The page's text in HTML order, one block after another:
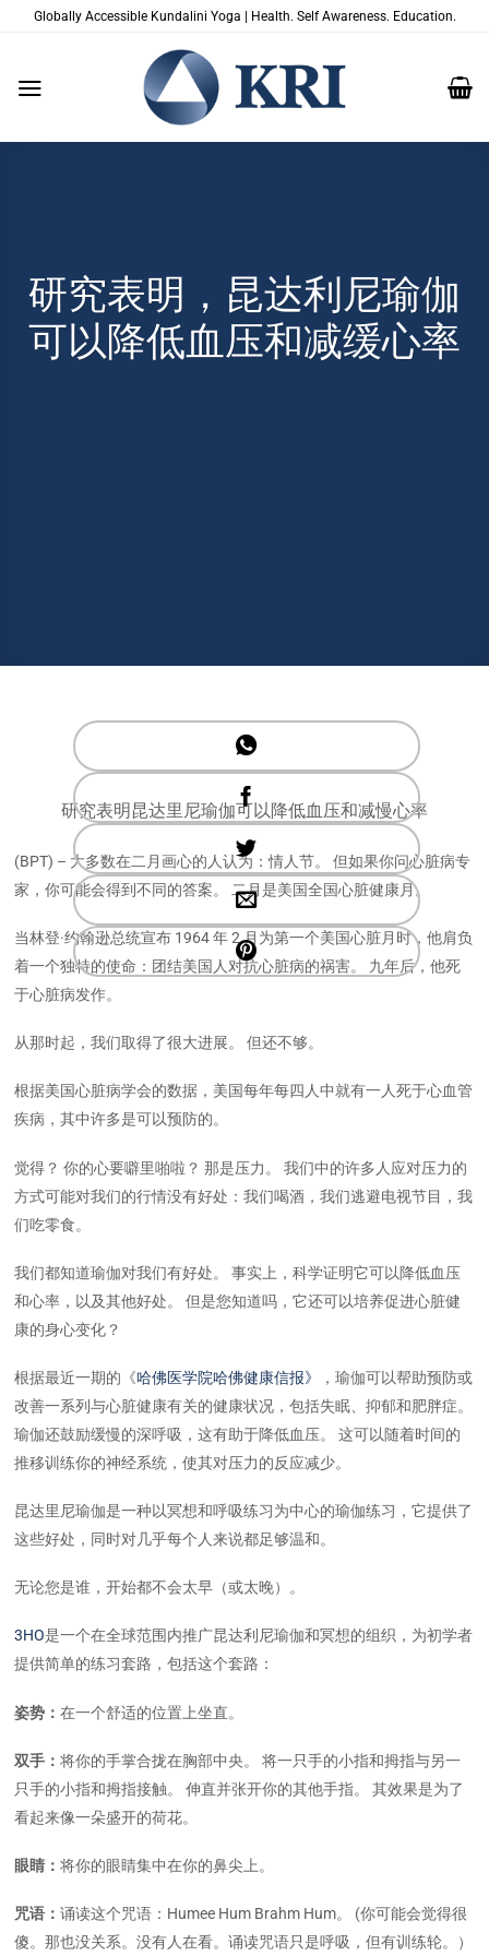
Globally Accessible Kundalini Yoga | Health. Self Awareness. Education.
研究表明，昆达利尼瑜伽
可以降低血压和减缓心率
研究表明昆达里尼瑜伽可以降低血压和减慢心率
(BPT) – 大多数在二月画心的人认为：情人节。 但如果你问心脏病专
家，你可能会得到不同的答案。 二月是美国全国心脏健康月。
当林登·约翰逊总统宣布 1964 年 2 月为第一个美国心脏月时，他肩负
着一个独特的使命：团结美国人对抗心脏病的祸害。 九年后，他死
于心脏病发作。
从那时起，我们取得了很大进展。 但还不够。
根据美国心脏病学会的数据，美国每年每四人中就有一人死于心血管
疾病，其中许多是可以预防的。
觉得？ 你的心要噼里啪啦？ 那是压力。 我们中的许多人应对压力的
方式可能对我们的行情没有好处：我们喝酒，我们逃避电视节目，我
们吃零食。
我们都知道瑜伽对我们有好处。 事实上，科学证明它可以降低血压
和心率，以及其他好处。 但是您知道吗，它还可以培养促进心脏健
康的身心变化？
根据最近一期的《哈佛医学院哈佛健康信报》
，瑜伽可以帮助预防或
改善一系列与心脏健康有关的健康状况，包括失眠、抑郁和肥胖症。
瑜伽还鼓励缓慢的深呼吸，这有助于降低血压。 这可以随着时间的
推移训练你的神经系统，使其对压力的反应减少。
昆达里尼瑜伽是一种以冥想和呼吸练习为中心的瑜伽练习，它提供了
这些好处，同时对几乎每个人来说都足够温和。
无论您是谁，开始都不会太早（或太晚）。
3HO是一个在全球范围内推广昆达利尼瑜伽和冥想的组织，为初学者
提供简单的练习套路，包括这个套路：
姿势：在一个舒适的位置上坐直。
双手：将你的手掌合拢在胸部中央。 将一只手的小指和拇指与另一
只手的小指和拇指接触。 伸直并张开你的其他手指。 其效果是为了
看起来像一朵盛开的荷花。
眼睛：将你的眼睛集中在你的鼻尖上。
咒语：诵读这个咒语：Humee Hum Brahm Hum。 (你可能会觉得很
傻。那也没关系。没有人在看。诵读咒语只是呼吸，但有训练轮。）